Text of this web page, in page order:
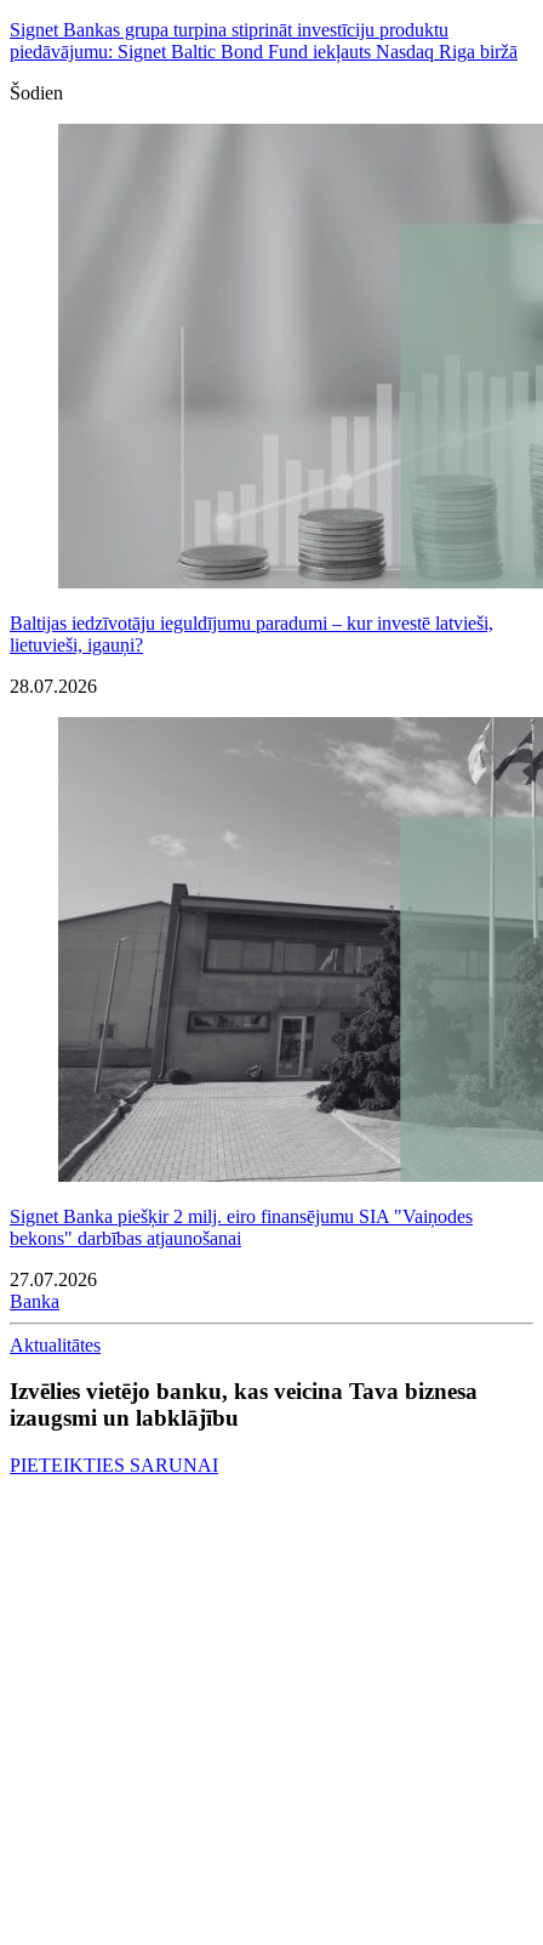
Signet Bankas grupa turpina stiprināt investīciju produktu
piedāvājumu: Signet Baltic Bond Fund iekļauts Nasdaq Riga biržā
Šodien
Baltijas iedzīvotāju ieguldījumu paradumi – kur investē latvieši,
lietuvieši, igauņi?
28.07.2026
Signet Banka piešķir 2 milj. eiro finansējumu SIA "Vaiņodes
bekons" darbības atjaunošanai
27.07.2026
Banka
Aktualitātes
Izvēlies vietējo banku, kas veicina Tava biznesa
izaugsmi un labklājību
PIETEIKTIES SARUNAI